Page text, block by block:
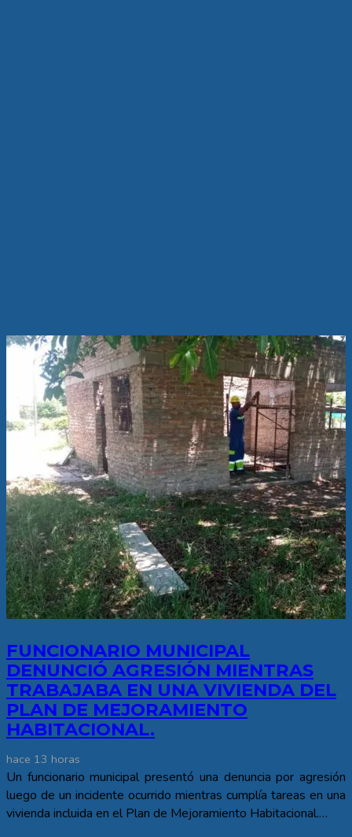
FUNCIONARIO MUNICIPAL
DENUNCIÓ AGRESIÓN MIENTRAS
TRABAJABA EN UNA VIVIENDA DEL
PLAN DE MEJORAMIENTO
HABITACIONAL.
hace 13 horas
Un funcionario municipal presentó una denuncia por agresión
luego de un incidente ocurrido mientras cumplía tareas en una
vivienda incluida en el Plan de Mejoramiento Habitacional.…